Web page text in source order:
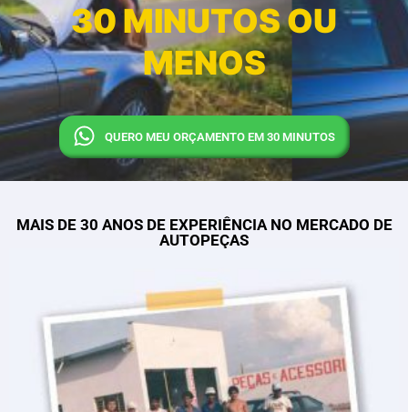
30 MINUTOS OU
MENOS
QUERO MEU ORÇAMENTO EM 30 MINUTOS
MAIS DE 30 ANOS DE EXPERIÊNCIA NO MERCADO DE
AUTOPEÇAS